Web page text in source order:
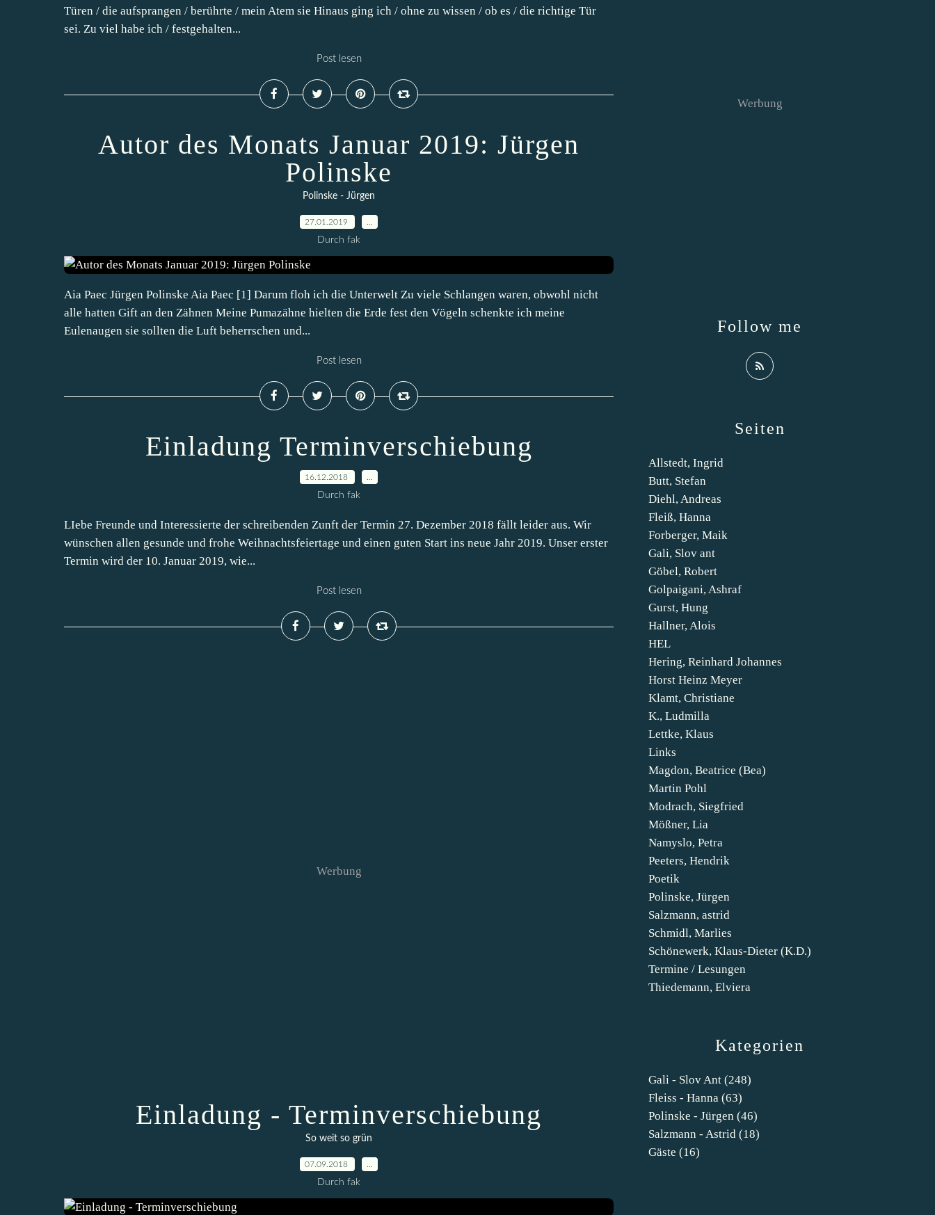
Türen / die aufsprangen / berührte / mein Atem sie Hinaus ging ich / ohne zu wissen / ob es / die richtige Tür
sei. Zu viel habe ich / festgehalten...
Post lesen
Autor des Monats Januar 2019: Jürgen
Polinske
Polinske - Jürgen
27.01.2019
Durch fak
Aia Paec Jürgen Polinske Aia Paec [1] Darum floh ich die Unterwelt Zu viele Schlangen waren, obwohl nicht
alle hatten Gift an den Zähnen Meine Pumazähne hielten die Erde fest den Vögeln schenkte ich meine
Eulenaugen sie sollten die Luft beherrschen und...
Post lesen
Einladung Terminverschiebung
16.12.2018
Durch fak
LIebe Freunde und Interessierte der schreibenden Zunft der Termin 27. Dezember 2018 fällt leider aus. Wir
wünschen allen gesunde und frohe Weihnachtsfeiertage und einen guten Start ins neue Jahr 2019. Unser erster
Termin wird der 10. Januar 2019, wie...
Post lesen
Werbung
Einladung - Terminverschiebung
So weit so grün
07.09.2018
Durch fak
Kategorien
Gali - Slov Ant (248)
Fleiss - Hanna (63)
Polinske - Jürgen (46)
Salzmann - Astrid (18)
Gäste (16)
Seiten
Allstedt, Ingrid
Butt, Stefan
Diehl, Andreas
Fleiß, Hanna
Forberger, Maik
Gali, Slov ant
Göbel, Robert
Golpaigani, Ashraf
Gurst, Hung
Hallner, Alois
HEL
Hering, Reinhard Johannes
Horst Heinz Meyer
Klamt, Christiane
K., Ludmilla
Lettke, Klaus
Links
Magdon, Beatrice (Bea)
Martin Pohl
Modrach, Siegfried
Mößner, Lia
Namyslo, Petra
Peeters, Hendrik
Poetik
Polinske, Jürgen
Salzmann, astrid
Schmidl, Marlies
Schönewerk, Klaus-Dieter (K.D.)
Termine / Lesungen
Thiedemann, Elviera
Follow me
Werbung